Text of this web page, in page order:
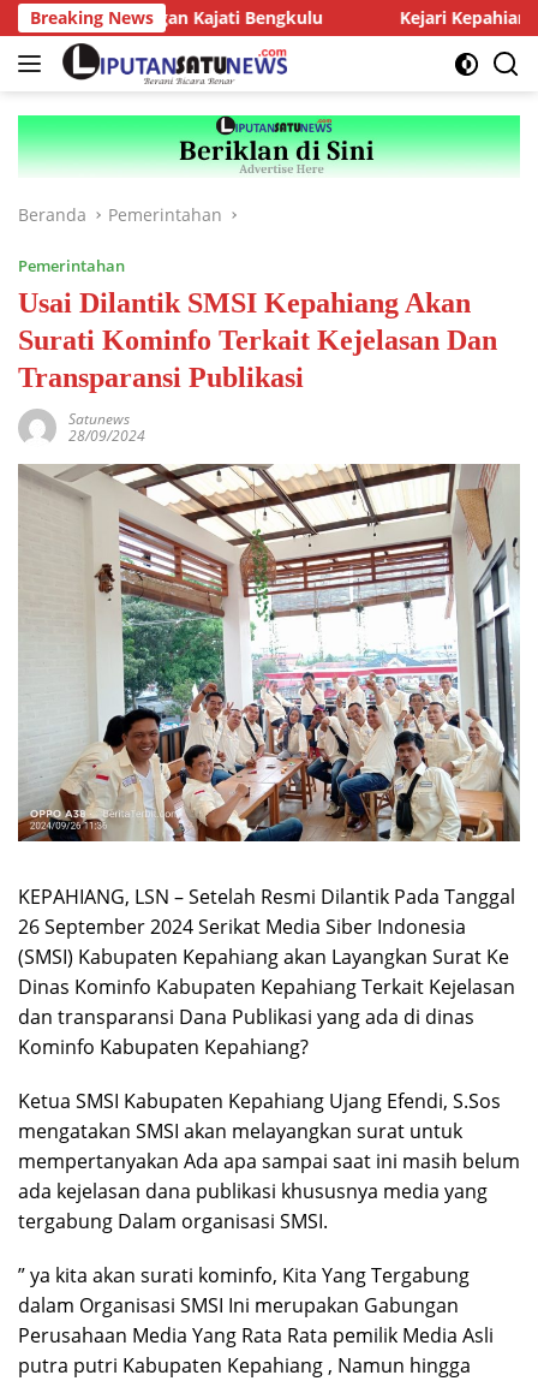
Langsung
ke
konten
Breaking News
dengan Kajati Bengkulu Kejari Kepahiang
Beranda Pemerintahan
Pemerintahan
Usai Dilantik SMSI Kepahiang Akan
Surati Kominfo Terkait Kejelasan Dan
Transparansi Publikasi
Satunews
28/09/2024
KEPAHIANG, LSN – Setelah Resmi Dilantik Pada Tanggal
26 September 2024 Serikat Media Siber Indonesia
(SMSI) Kabupaten Kepahiang akan Layangkan Surat Ke
Dinas Kominfo Kabupaten Kepahiang Terkait Kejelasan
dan transparansi Dana Publikasi yang ada di dinas
Kominfo Kabupaten Kepahiang?
Ketua SMSI Kabupaten Kepahiang Ujang Efendi, S.Sos
mengatakan SMSI akan melayangkan surat untuk
mempertanyakan Ada apa sampai saat ini masih belum
ada kejelasan dana publikasi khususnya media yang
tergabung Dalam organisasi SMSI.
” ya kita akan surati kominfo, Kita Yang Tergabung
dalam Organisasi SMSI Ini merupakan Gabungan
Perusahaan Media Yang Rata Rata pemilik Media Asli
putra putri Kabupaten Kepahiang , Namun hingga